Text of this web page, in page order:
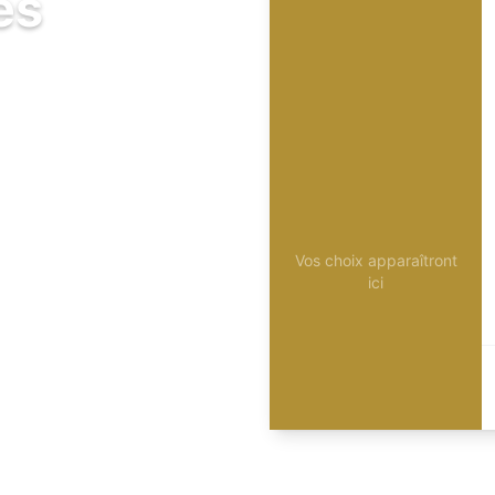
Vos choix apparaîtront
ici